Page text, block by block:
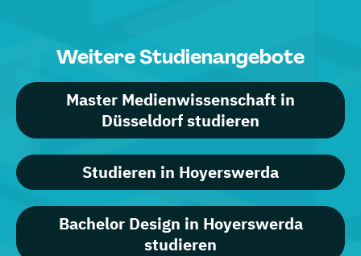
Weitere Studienangebote
Master Medienwissenschaft in
Düsseldorf studieren
Studieren in Hoyerswerda
Bachelor Design in Hoyerswerda
studieren